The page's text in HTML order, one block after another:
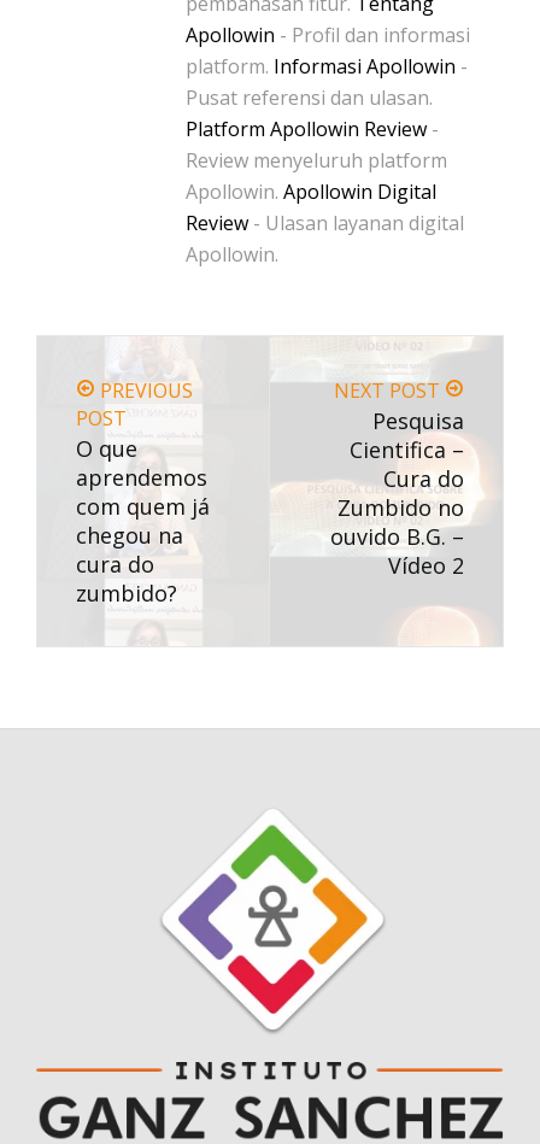
Apollowin - Profil dan informasi
platform. Informasi Apollowin -
Pusat referensi dan ulasan.
Platform Apollowin Review -
Review menyeluruh platform
Apollowin. Apollowin Digital
Review - Ulasan layanan digital
Apollowin.
PREVIOUS
POST
O que
aprendemos
com quem já
chegou na
cura do
zumbido?
NEXT POST
Pesquisa
Cientifica –
Cura do
Zumbido no
ouvido B.G. –
Vídeo 2